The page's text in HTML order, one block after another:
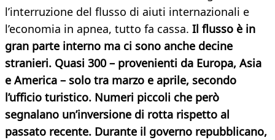
l’interruzione del flusso di aiuti internazionali e
l’economia in apnea, tutto fa cassa. Il flusso è in
gran parte interno ma ci sono anche decine
stranieri. Quasi 300 – provenienti da Europa, Asia
e America – solo tra marzo e aprile, secondo
l’ufficio turistico. Numeri piccoli che però
segnalano un’inversione di rotta rispetto al
passato recente. Durante il governo repubblicano,